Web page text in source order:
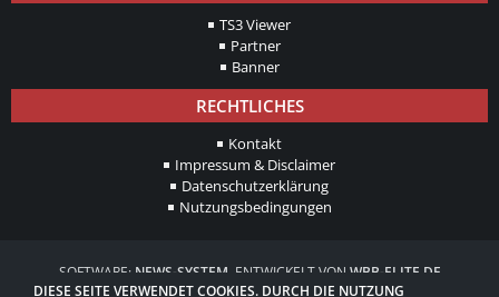
TS3 Viewer
Partner
Banner
RECHTLICHES
Kontakt
Impressum & Disclaimer
Datenschutzerklärung
Nutzungsbedingungen
SOFTWARE: NEWS-SYSTEM , ENTWICKELT VON WBB-ELITE.DE
PUSH++, ENTWICKELT VONWBB-ELITE.DE
DIESE SEITE VERWENDET COOKIES. DURCH DIE NUTZUNG